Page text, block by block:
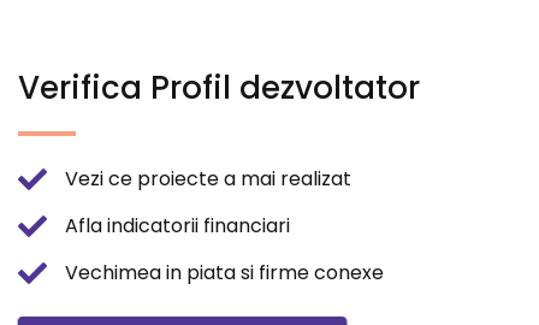
Verifica Profil dezvoltator
Vezi ce proiecte a mai realizat
Afla indicatorii financiari
Vechimea in piata si firme conexe